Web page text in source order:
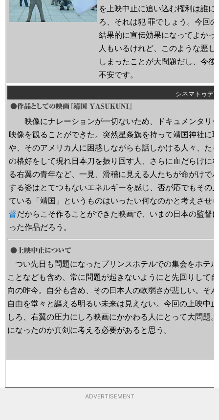
を上映中止に追い込む権利は誰
ろ、それは犯 罪でしょう。今回
結果的に宣伝効果になってよか
人もいるけれど、このような悪
しまったことが大問題だし、今
不安です。
シネマトゥデ
映像にナレーションが一切ないため、ドキュメンタリ
映像を観ることができた。突然星条旗を持って靖国神社に
や、そのアメリカ人に困惑しながらも話しかける人々、た
の格好をして現れ日本刀を振り回す人、さらに血だらけに
る右翼の青年など、一見、滑稽に見える人たちが命がけで
する姿はとてつもないエネルギーを感じ、否が応でもその
ている「靖国」というものはいったい何なのかと考えさせ
督だからこそ作ることができた映画で、いまの日本の監督
った作品だろう。
つい先日も問題になったプリンスホテルでの集会をホテ
ことなども含め、常に問題が起きないようにと先回りして
向の昨今。自分も含め、その日本人の軟弱さが悲しい。そ
自由を堂々と謳える明るい未来は見えない。今回の上映中
しろ、右翼の圧力にしろ映画にかかわる人にとって大問題
になったのか真剣に考える必要があると思う。
ADVERTISEMENT